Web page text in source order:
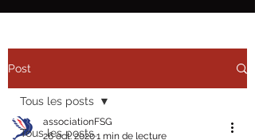
Post
Tous les posts
Tous les posts
associationFSG
26 oct. 20201 min de lecture